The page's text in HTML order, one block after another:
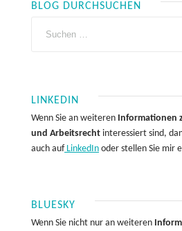
BLOG DURCHSUCHEN
LINKEDIN
Wenn Sie an weiteren Informationen
und Arbeitsrecht interessiert sind,
auch aufLinkedIn oder stellen Sie mir
BLUESKY
Wenn Sie nicht nur an weiteren